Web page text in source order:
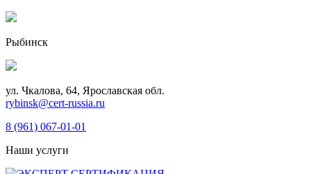
Рыбинск
ул. Чкалова, 64, Ярославская обл.
rybinsk@cert-russia.ru
8 (961) 067-01-01
Наши услуги